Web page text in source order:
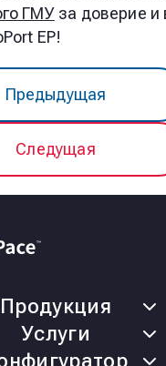
ГМУза доверие и
EP!
Предыдущая
Следущая
Продукция
Услуги